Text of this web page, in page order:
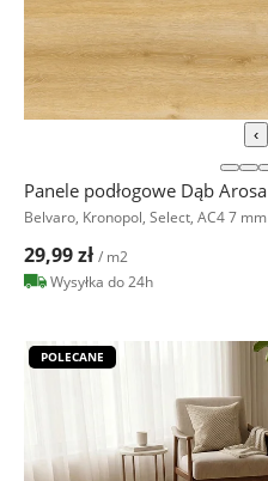
‹
Panele podłogowe Dąb Arosa
Belvaro, Kronopol, Select, AC4 7 mm
29,99 zł / m2
Wysyłka do 24h
POLECANE